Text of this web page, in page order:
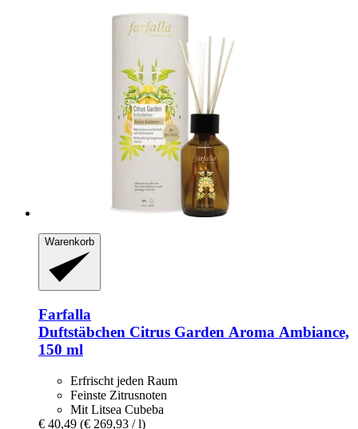
Warenkorb
Farfalla
Duftstäbchen Citrus Garden Aroma Ambiance,
150 ml
Erfrischt jeden Raum
Feinste Zitrusnoten
Mit Litsea Cubeba
€ 40,49 (€ 269,93 / l)